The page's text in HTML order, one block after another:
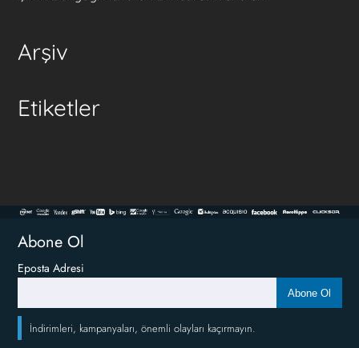
Arşiv
Etiketler
Abone Ol
Eposta Adresi
Abone Ol
İndirimleri, kampanyaları, önemli olayları kaçırmayın.